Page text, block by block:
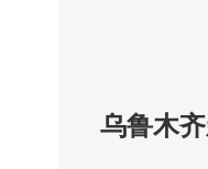
乌鲁木